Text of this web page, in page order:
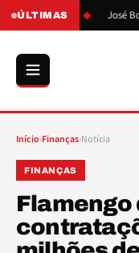
ÚLTIMAS
de Boto José Boto
Início›Finanças›Notícia
FINANÇAS